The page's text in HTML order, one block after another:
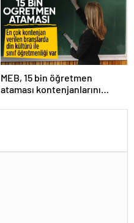
MEB, 15 bin öğretmen
ataması kontenjanlarını